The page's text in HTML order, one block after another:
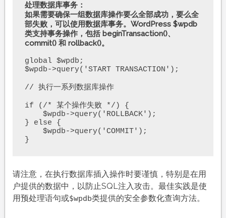
处理数据库事务：
如果需要确保一组数据库操作要么全部成功，要么全
部失败，可以使用数据库事务。WordPress $wpdb
类支持事务操作，包括 beginTransaction()、
commit() 和 rollback()。
global $wpdb;
$wpdb->query('START TRANSACTION');
// 执行一系列数据库操作
if (/* 某个操作失败 */) {
} else {
}
请注意，在执行数据库插入操作时要谨慎，特别是在用
户提供的数据中，以防止SQL注入攻击。最佳实践是使
用预处理语句或$wpdb类提供的安全参数化查询方法。